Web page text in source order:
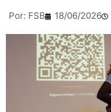
Por: FSB 18/06/2026